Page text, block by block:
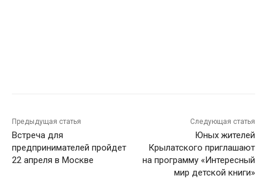
Предыдущая статья
Встреча для
предпринимателей пройдет
22 апреля в Москве
Следующая статья
Юных жителей
Крылатского приглашают
на программу «Интересный
мир детской книги»